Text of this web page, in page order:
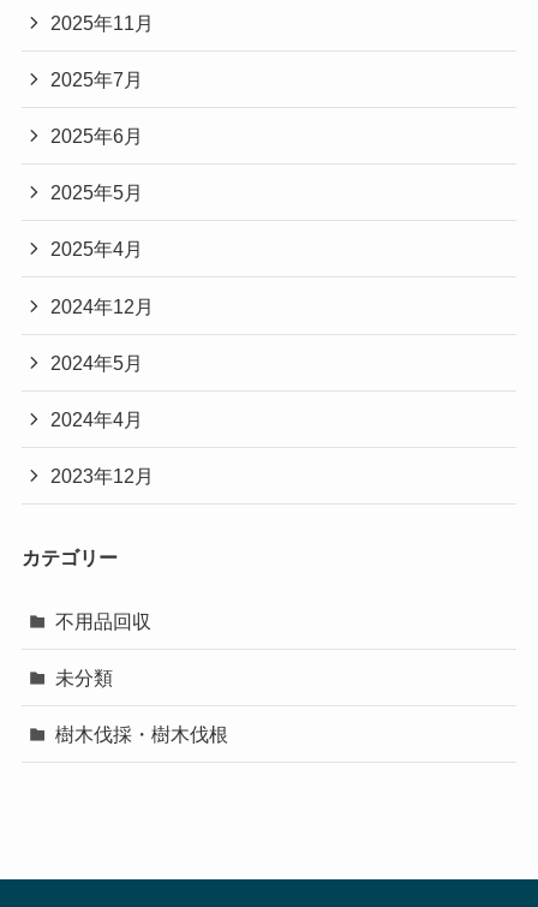
2025年11月
2025年7月
2025年6月
2025年5月
2025年4月
2024年12月
2024年5月
2024年4月
2023年12月
カテゴリー
不用品回収
未分類
樹木伐採・樹木伐根